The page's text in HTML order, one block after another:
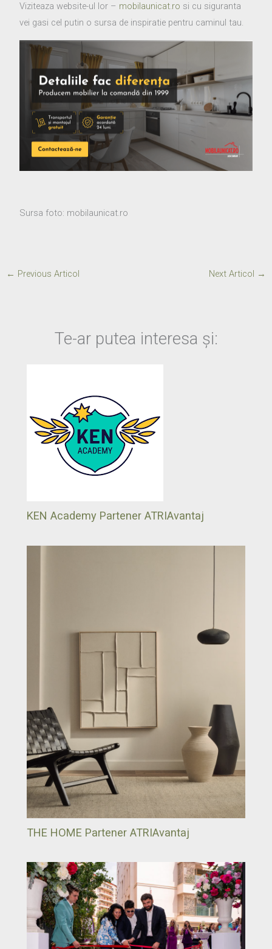
Viziteaza website-ul lor – mobilaunicat.ro si cu siguranta
vei gasi cel putin o sursa de inspiratie pentru caminul tau.
Sursa foto: mobilaunicat.ro
← Previous Articol Next Articol →
Te-ar putea interesa și:
KEN Academy Partener ATRIAvantaj
THE HOME Partener ATRIAvantaj